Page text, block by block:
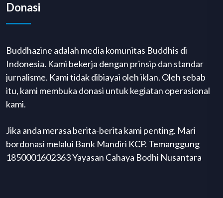
Donasi
Buddhazine adalah media komunitas Buddhis di
Indonesia. Kami bekerja dengan prinsip dan standar
jurnalisme. Kami tidak dibiayai oleh iklan. Oleh sebab
itu, kami membuka donasi untuk kegiatan operasional
kami.
Jika anda merasa berita-berita kami penting. Mari
bordonasi melalui Bank Mandiri KCP. Temanggung
1850001602363 Yayasan Cahaya Bodhi Nusantara